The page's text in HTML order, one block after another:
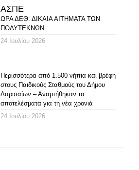
ΑΣΠΕ
ΩΡΑ ΔΕΘ: ΔΙΚΑΙΑ ΑΙΤΗΜΑΤΑ ΤΩΝ
ΠΟΛΥΤΕΚΝΩΝ
24 Ιουλίου 2026
Περισσότερα από 1.500 νήπια και βρέφη
στους Παιδικούς Σταθμούς του Δήμου
Λαρισαίων – Αναρτήθηκαν τα
αποτελέσματα για τη νέα χρονιά
24 Ιουλίου 2026